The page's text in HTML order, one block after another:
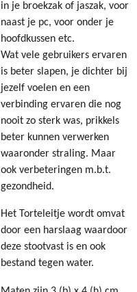
in je broekzak of jaszak, voor
naast je pc, voor onder je
hoofdkussen etc.
Wat vele gebruikers ervaren
is beter slapen, je dichter bij
jezelf voelen en een
verbinding ervaren die nog
nooit zo sterk was, prikkels
beter kunnen verwerken
waaronder straling. Maar
ook verbeteringen m.b.t.
gezondheid.
Het Torteleitje wordt omvat
door een harslaag waardoor
deze stootvast is en ook
bestand tegen water.